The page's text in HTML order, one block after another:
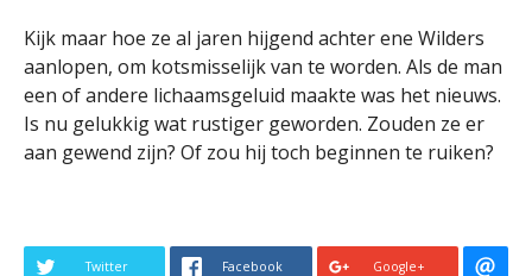
Kijk maar hoe ze al jaren hijgend achter ene Wilders
aanlopen, om kotsmisselijk van te worden. Als de man
een of andere lichaamsgeluid maakte was het nieuws.
Is nu gelukkig wat rustiger geworden. Zouden ze er
aan gewend zijn? Of zou hij toch beginnen te ruiken?
Twitter Facebook Google+